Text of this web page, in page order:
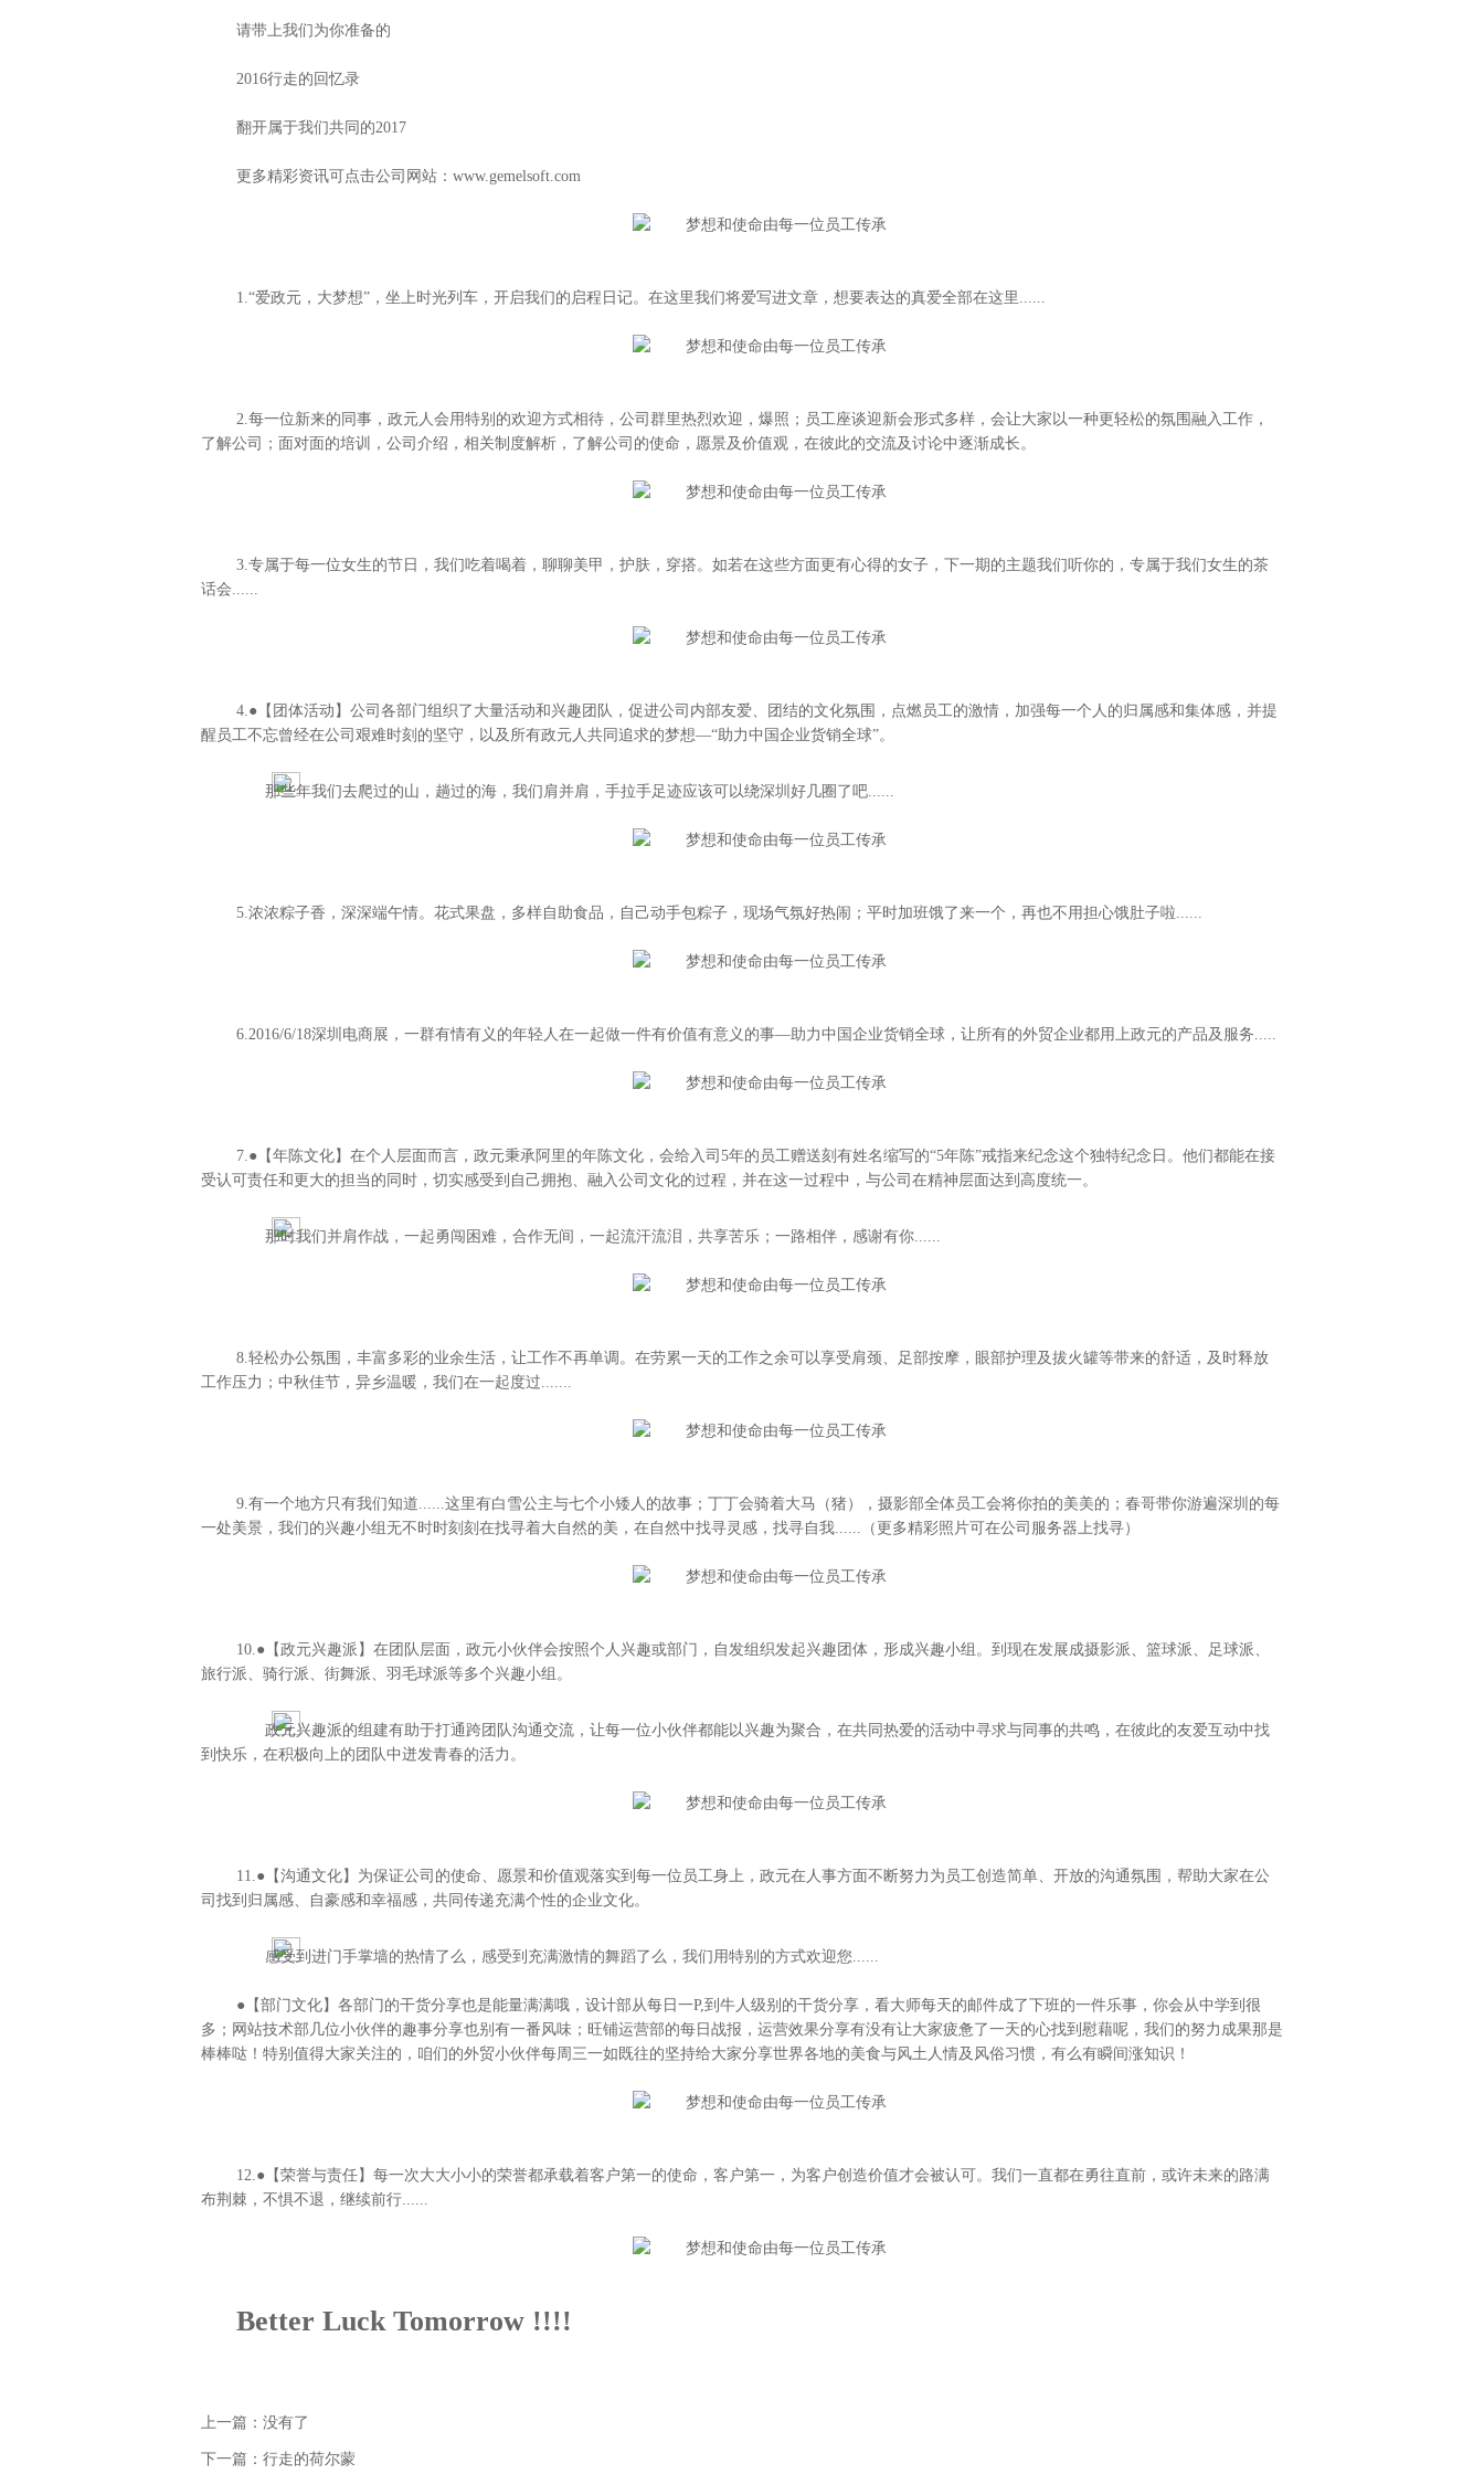
请带上我们为你准备的
2016行走的回忆录
翻开属于我们共同的2017
更多精彩资讯可点击公司网站： www.gemelsoft.com
1.“爱政元，大梦想”，坐上时光列车，开启我们的启程日记。在这里我们将爱写进文章，想要表达的真爱全部在这里......
2.每一位新来的同事，政元人会用特别的欢迎方式相待，公司群里热烈欢迎，爆照；员工座谈迎新会形式多样，会让大家以一种更轻松的氛围融入工作，
了解公司；面对面的培训，公司介绍，相关制度解析，了解公司的使命，愿景及价值观，在彼此的交流及讨论中逐渐成长。
3.专属于每一位女生的节日，我们吃着喝着，聊聊美甲，护肤，穿搭。如若在这些方面更有心得的女子，下一期的主题我们听你的，专属于我们女生的茶
话会......
4.●【团体活动】公司各部门组织了大量活动和兴趣团队，促进公司内部友爱、团结的文化氛围，点燃员工的激情，加强每一个人的归属感和集体感，并提
醒员工不忘曾经在公司艰难时刻的坚守，以及所有政元人共同追求的梦想—“助力中国企业货销全球”。
那些年我们去爬过的山，趟过的海，我们肩并肩，手拉手足迹应该可以绕深圳好几圈了吧......
5.浓浓粽子香，深深端午情。花式果盘，多样自助食品，自己动手包粽子，现场气氛好热闹；平时加班饿了来一个，再也不用担心饿肚子啦......
6.2016/6/18深圳电商展，一群有情有义的年轻人在一起做一件有价值有意义的事—助力中国企业货销全球，让所有的外贸企业都用上政元的产品及服务.....
7.●【年陈文化】在个人层面而言，政元秉承阿里的年陈文化，会给入司5年的员工赠送刻有姓名缩写的“5年陈”戒指来纪念这个独特纪念日。他们都能在接
受认可责任和更大的担当的同时，切实感受到自己拥抱、融入公司文化的过程，并在这一过程中，与公司在精神层面达到高度统一。
那时我们并肩作战，一起勇闯困难，合作无间，一起流汗流泪，共享苦乐；一路相伴，感谢有你......
8.轻松办公氛围，丰富多彩的业余生活，让工作不再单调。在劳累一天的工作之余可以享受肩颈、足部按摩，眼部护理及拔火罐等带来的舒适，及时释放
工作压力；中秋佳节，异乡温暖，我们在一起度过.......
9.有一个地方只有我们知道......这里有白雪公主与七个小矮人的故事；丁丁会骑着大马（猪），摄影部全体员工会将你拍的美美的；春哥带你游遍深圳的每
一处美景，我们的兴趣小组无不时时刻刻在找寻着大自然的美，在自然中找寻灵感，找寻自我......（更多精彩照片可在公司服务器上找寻）
10.●【政元兴趣派】在团队层面，政元小伙伴会按照个人兴趣或部门，自发组织发起兴趣团体，形成兴趣小组。到现在发展成摄影派、篮球派、足球派、
旅行派、骑行派、街舞派、羽毛球派等多个兴趣小组。
政元兴趣派的组建有助于打通跨团队沟通交流，让每一位小伙伴都能以兴趣为聚合，在共同热爱的活动中寻求与同事的共鸣，在彼此的友爱互动中找
到快乐，在积极向上的团队中迸发青春的活力。
11.●【沟通文化】为保证公司的使命、愿景和价值观落实到每一位员工身上，政元在人事方面不断努力为员工创造简单、开放的沟通氛围，帮助大家在公
司找到归属感、自豪感和幸福感，共同传递充满个性的企业文化。
感受到进门手掌墙的热情了么，感受到充满激情的舞蹈了么，我们用特别的方式欢迎您......
●【部门文化】各部门的干货分享也是能量满满哦，设计部从每日一P,到牛人级别的干货分享，看大师每天的邮件成了下班的一件乐事，你会从中学到很
多；网站技术部几位小伙伴的趣事分享也别有一番风味；旺铺运营部的每日战报，运营效果分享有没有让大家疲惫了一天的心找到慰藉呢，我们的努力成果那是
棒棒哒！特别值得大家关注的，咱们的外贸小伙伴每周三一如既往的坚持给大家分享世界各地的美食与风土人情及风俗习惯，有么有瞬间涨知识！
12.●【荣誉与责任】每一次大大小小的荣誉都承载着客户第一的使命，客户第一，为客户创造价值才会被认可。我们一直都在勇往直前，或许未来的路满
布荆棘，不惧不退，继续前行......
Better Luck Tomorrow !!!!
上一篇：没有了
下一篇： 行走的荷尔蒙